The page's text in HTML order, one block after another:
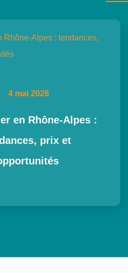
4 mai 2026
en Rhône-Alpes :
prix et